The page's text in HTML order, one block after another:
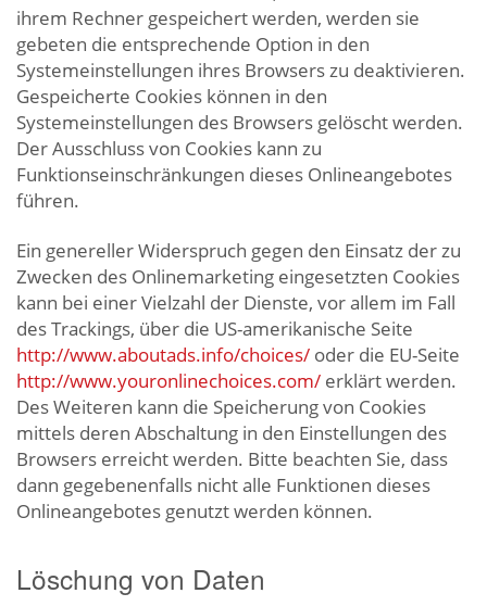
ihrem Rechner gespeichert werden, werden sie
gebeten die entsprechende Option in den
Systemeinstellungen ihres Browsers zu deaktivieren.
Gespeicherte Cookies können in den
Systemeinstellungen des Browsers gelöscht werden.
Der Ausschluss von Cookies kann zu
Funktionseinschränkungen dieses Onlineangebotes
führen.
Ein genereller Widerspruch gegen den Einsatz der zu
Zwecken des Onlinemarketing eingesetzten Cookies
kann bei einer Vielzahl der Dienste, vor allem im Fall
des Trackings, über die US-amerikanische Seite
http://www.aboutads.info/choices/ oder die EU-Seite
http://www.youronlinechoices.com/ erklärt werden.
Des Weiteren kann die Speicherung von Cookies
mittels deren Abschaltung in den Einstellungen des
Browsers erreicht werden. Bitte beachten Sie, dass
dann gegebenenfalls nicht alle Funktionen dieses
Onlineangebotes genutzt werden können.
Löschung von Daten